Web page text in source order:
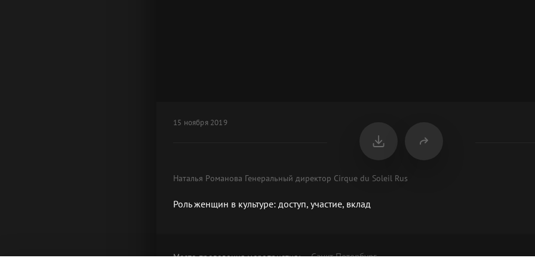
15 ноября 2019
Наталья Романова Генеральный директор Cirque du Soleil Rus
Роль женщин в культуре: доступ, участие, вклад
Место проведениямероприятия: Санкт-Петербург